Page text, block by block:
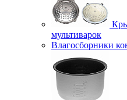
мультиварок
Влагосборники